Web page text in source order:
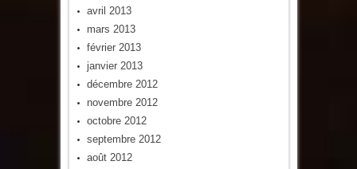
avril 2013
mars 2013
février 2013
janvier 2013
décembre 2012
novembre 2012
octobre 2012
septembre 2012
août 2012